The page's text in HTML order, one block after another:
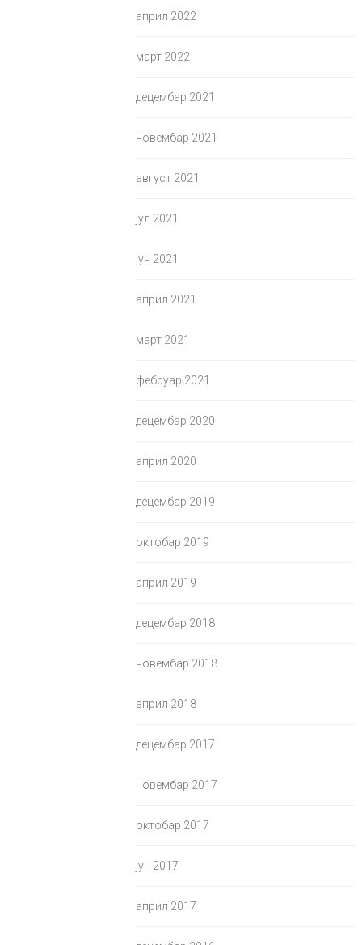
април 2022
март 2022
децембар 2021
новембар 2021
август 2021
јул 2021
јун 2021
април 2021
март 2021
фебруар 2021
децембар 2020
април 2020
децембар 2019
октобар 2019
април 2019
децембар 2018
новембар 2018
април 2018
децембар 2017
новембар 2017
октобар 2017
јун 2017
април 2017